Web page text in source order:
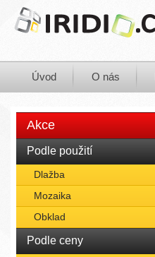
Úvod O nás
Akce
Podle použití
Dlažba
Mozaika
Obklad
Podle ceny